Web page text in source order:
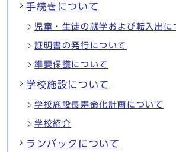
手続きについて
児童・生徒の就学および転入出に
証明書の発行について
準要保護について
学校施設について
学校施設長寿命化計画について
学校紹介
ランバックについて